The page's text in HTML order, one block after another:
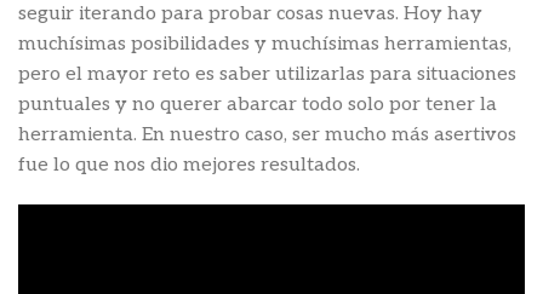
seguir iterando para probar cosas nuevas. Hoy hay
muchísimas posibilidades y muchísimas herramientas,
pero el mayor reto es saber utilizarlas para situaciones
puntuales y no querer abarcar todo solo por tener la
herramienta. En nuestro caso, ser mucho más asertivos
fue lo que nos dio mejores resultados.